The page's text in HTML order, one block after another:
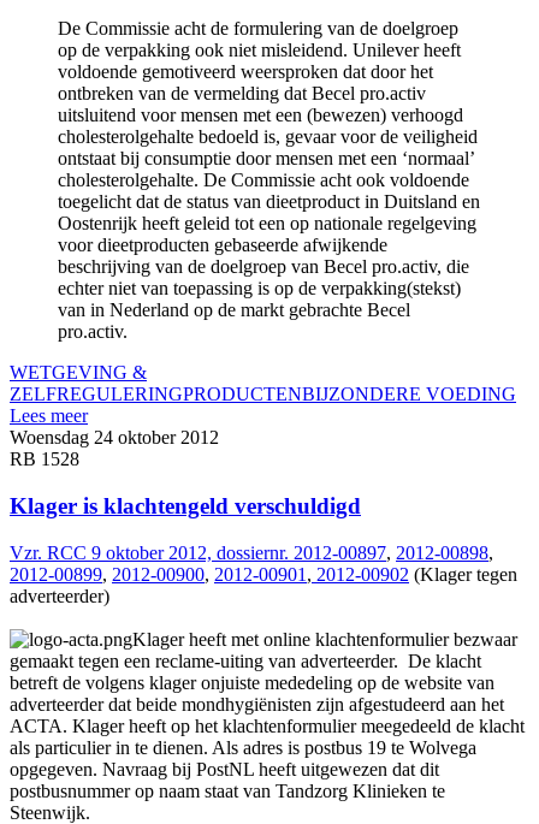
De Commissie acht de formulering van de doelgroep
op de verpakking ook niet misleidend. Unilever heeft
voldoende gemotiveerd weersproken dat door het
ontbreken van de vermelding dat Becel pro.activ
uitsluitend voor mensen met een (bewezen) verhoogd
cholesterolgehalte bedoeld is, gevaar voor de veiligheid
ontstaat bij consumptie door mensen met een ‘normaal’
cholesterolgehalte. De Commissie acht ook voldoende
toegelicht dat de status van dieetproduct in Duitsland en
Oostenrijk heeft geleid tot een op nationale regelgeving
voor dieetproducten gebaseerde afwijkende
beschrijving van de doelgroep van Becel pro.activ, die
echter niet van toepassing is op de verpakking(stekst)
van in Nederland op de markt gebrachte Becel
pro.activ.
WETGEVING &
ZELFREGULERINGPRODUCTENBIJZONDERE VOEDING
Lees meer
Woensdag 24 oktober 2012
RB 1528
Klager is klachtengeld verschuldigd
Vzr. RCC 9 oktober 2012, dossiernr. 2012-00897, 2012-00898,
2012-00899, 2012-00900, 2012-00901 , 2012-00902 (Klager tegen
adverteerder)
Klager heeft met online klachtenformulier bezwaar
gemaakt tegen een reclame-uiting van adverteerder. De klacht
betreft de volgens klager onjuiste mededeling op de website van
adverteerder dat beide mondhygiënisten zijn afgestudeerd aan het
ACTA. Klager heeft op het klachtenformulier meegedeeld de klacht
als particulier in te dienen. Als adres is postbus 19 te Wolvega
opgegeven. Navraag bij PostNL heeft uitgewezen dat dit
postbusnummer op naam staat van Tandzorg Klinieken te
Steenwijk.